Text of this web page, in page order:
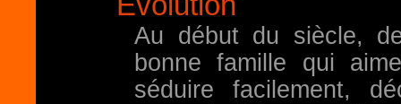
Au début du siècle,
bonne famille qui
séduire facilement,